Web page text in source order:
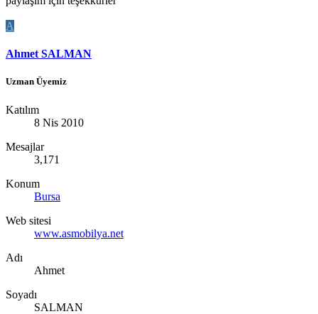
A
Ahmet SALMAN
Uzman Üyemiz
Katılım
8 Nis 2010
Mesajlar
3,171
Konum
Bursa
Web sitesi
www.asmobilya.net
Adı
Ahmet
Soyadı
SALMAN